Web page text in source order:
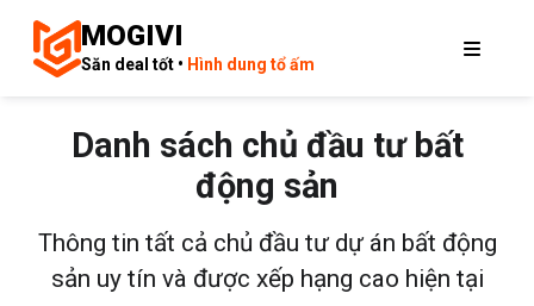
MOGIVI
Săn deal tốt • Hình dung tổ ấm
Danh sách chủ đầu tư bất
động sản
Thông tin tất cả chủ đầu tư dự án bất động
sản uy tín và được xếp hạng cao hiện tại